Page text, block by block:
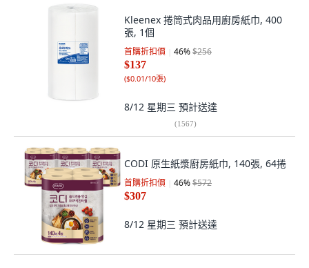
Kleenex 捲筒式肉品用廚房紙巾, 400
張, 1個
首購折扣價 46%$256
$137
($0.01/10張)
8/12 星期三 預計送達
(1567)
CODI 原生紙漿廚房紙巾, 140張, 64捲
首購折扣價 46%$572
$307
8/12 星期三 預計送達